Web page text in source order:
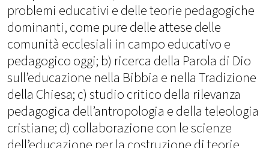
problemi educativi e delle teorie pedagogiche
dominanti, come pure delle attese delle
comunità ecclesiali in campo educativo e
pedagogico oggi; b) ricerca della Parola di Dio
sull’educazione nella Bibbia e nella Tradizione
della Chiesa; c) studio critico della rilevanza
pedagogica dell’antropologia e della teleologia
cristiane; d) collaborazione con le scienze